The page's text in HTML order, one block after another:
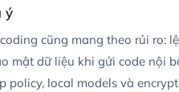
ý
cũng mang theo rủi ro:
mật dữ liệu khi gửi code nội
policy, local models và